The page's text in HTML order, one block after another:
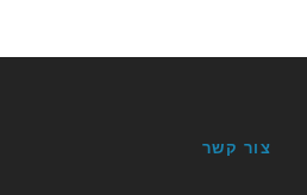
צור קשר